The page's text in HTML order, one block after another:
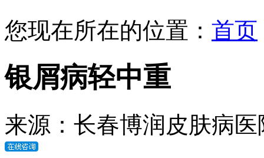
您现在所在的位置： 首页
银屑病轻中重
来源：长春博润皮肤病医